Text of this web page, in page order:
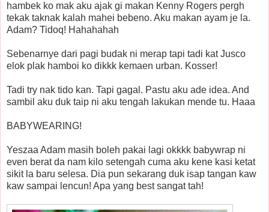
hambek ko mak aku ajak gi makan Kenny Rogers pergh
tekak taknak kalah mahei bebeno. Aku makan ayam je la.
Adam? Tidoq! Hahahahah
Sebenarnye dari pagi budak ni merap tapi tadi kat Jusco
elok plak hamboi ko dikkk kemaen urban. Kosser!
Tadi try nak tido kan. Tapi gagal. Pastu aku ade idea. And
sambil aku duk taip ni aku tengah lakukan mende tu. Haaa
BABYWEARING!
Yeszaa Adam masih boleh pakai lagi okkkk babywrap ni
even berat da nam kilo setengah cuma aku kene kasi ketat
sikit la baru selesa. Dia pun sekarang duk isap tangan kaw
kaw sampai lencun! Apa yang best sangat tah!